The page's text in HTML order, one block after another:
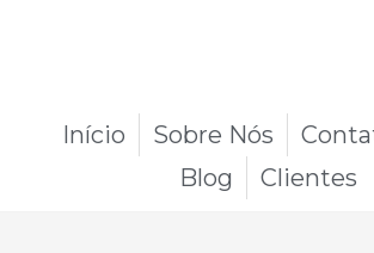
Início Sobre Nós
Blog
Clientes